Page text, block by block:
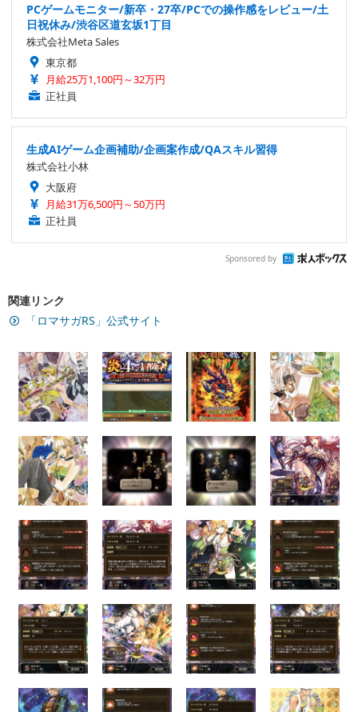
PCゲームモニター/新卒・27卒/PCでの操作感をレビュー/土
日祝休み/渋谷区道玄坂1丁目
株式会社Meta Sales
東京都
月給25万1,100円～32万円
正社員
生成AIゲーム企画補助/企画案作成/QAスキル習得
株式会社小林
大阪府
月給31万6,500円～50万円
正社員
Sponsored by
関連リンク
「ロマサガRS」公式サイト